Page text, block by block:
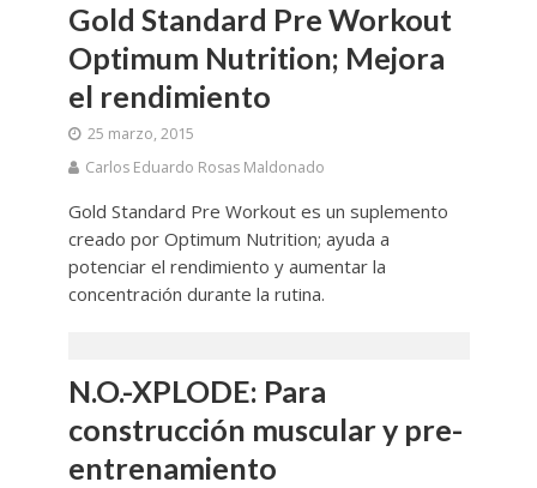
Gold Standard Pre Workout
Optimum Nutrition; Mejora
el rendimiento
25 marzo, 2015
Carlos Eduardo Rosas Maldonado
Gold Standard Pre Workout es un suplemento
creado por Optimum Nutrition; ayuda a
potenciar el rendimiento y aumentar la
concentración durante la rutina.
N.O.-XPLODE: Para
construcción muscular y pre-
entrenamiento